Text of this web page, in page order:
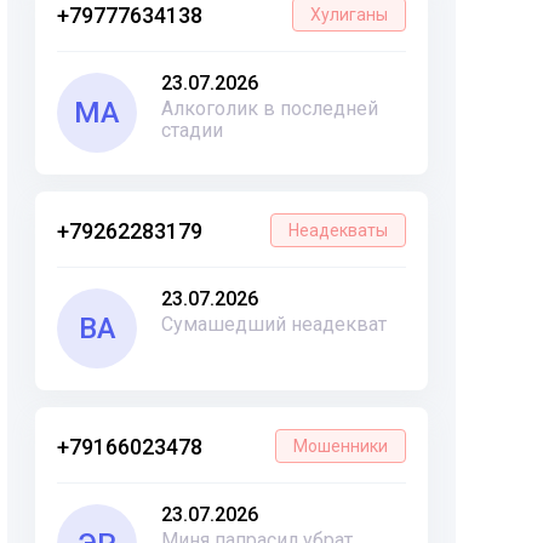
+79777634138 Хулиганы
МА
23.07.2026
Алкоголик в последней
стадии
+79262283179 Неадекваты
ВА
23.07.2026
Сумашедший неадекват
+79166023478 Мошенники
23.07.2026